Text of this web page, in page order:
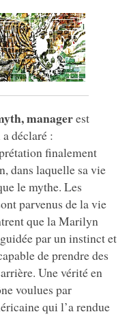
managerest
déclaré :
finalement
dans laquelle sa vie
le mythe. Les
parvenus de la vie
que la Marilyn
par un instinct et
de prendre des
Une vérité en
voulues par
qui l’a rendue